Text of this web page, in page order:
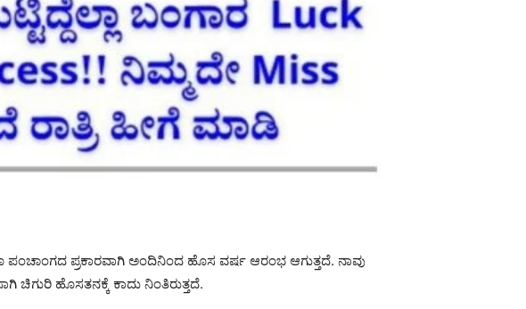
ಪ್ರಕಾರವಾಗಿ ಅಂದಿನಿಂದ ಹೊಸ ವರ್ಷ ಆರಂಭ ಆಗುತ್ತದೆ. ನಾವು
ಚಿಗುರಿ ಹೊಸತನಕ್ಕೆ ಕಾದು ನಿಂತಿರುತ್ತದೆ.